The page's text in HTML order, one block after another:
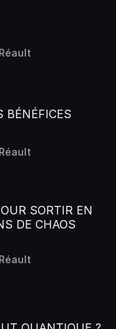
BÉNÉFICES
SORTIR EN
DE CHAOS